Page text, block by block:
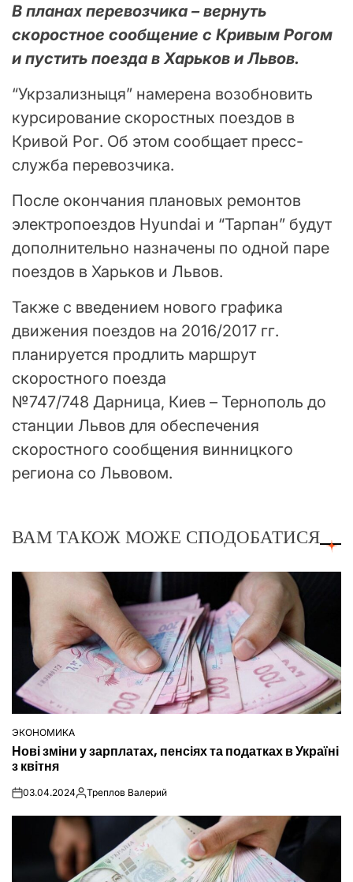
В планах перевозчика – вернуть
скоростное сообщение с Кривым Рогом
и пустить поезда в Харьков и Львов.
“Укрзализныця” намерена возобновить
курсирование скоростных поездов в
Кривой Рог. Об этом сообщает пресс-
служба перевозчика.
После окончания плановых ремонтов
электропоездов Hyundai и “Тарпан” будут
дополнительно назначены по одной паре
поездов в Харьков и Львов.
Также с введением нового графика
движения поездов на 2016/2017 гг.
планируется продлить маршрут
скоростного поезда
№747/748 Дарница, Киев – Тернополь до
станции Львов для обеспечения
скоростного сообщения винницкого
региона со Львовом.
ВАМ ТАКОЖ МОЖЕ СПОДОБАТИСЯ
ОПУБЛІКУВАТИ
У
ЭКОНОМИКА
Нові зміни у зарплатах, пенсіях та податках в Україні
з квітня
on03.04.2024Опубліковано
Треплов Валерий